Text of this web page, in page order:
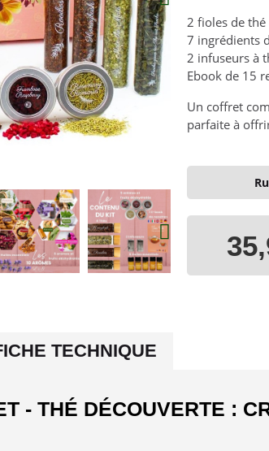
2 fioles de
7 ingrédients
2 infuseurs à
Ebook de 15
Un coffret
parfaite à
TECHNIQUE
- THÉ DÉCOUVERTE :